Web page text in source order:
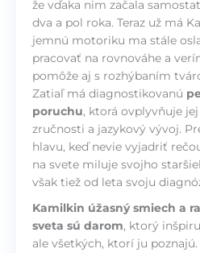
že vďaka nim začala
dva a pol roka. Teraz už má
jemnú motoriku ma stále
pracovať na rovnováhe a
pomôže aj s rozhýbaním
Zatiaľ má diagnostikovanú
poruchu, ktorá ovplyvňuje
zručnosti a jazykový vývoj.
hlavu, keď nevie vyjadriť
na svete miluje svojho
však tiež od leta svoju
Kamilkin úžasný smiech a
sveta sú darom, ktorý
ale všetkých, ktorí ju